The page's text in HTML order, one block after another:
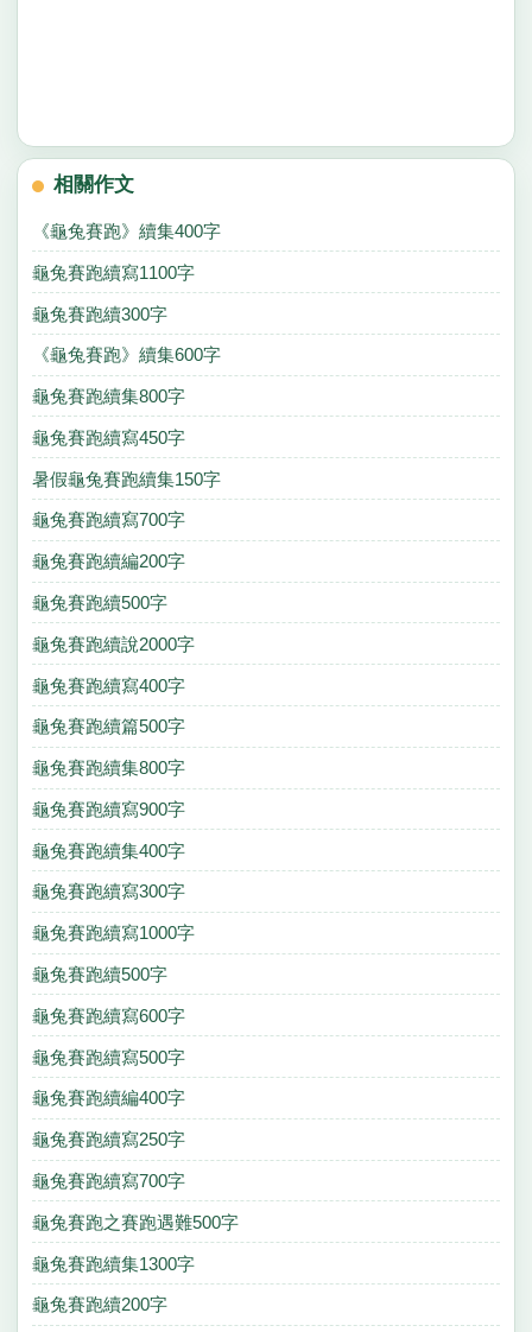
相關作文
《龜兔賽跑》續集400字
龜兔賽跑續寫1100字
龜兔賽跑續300字
《龜兔賽跑》續集600字
龜兔賽跑續集800字
龜兔賽跑續寫450字
暑假龜兔賽跑續集150字
龜兔賽跑續寫700字
龜兔賽跑續編200字
龜兔賽跑續500字
龜兔賽跑續說2000字
龜兔賽跑續寫400字
龜兔賽跑續篇500字
龜兔賽跑續集800字
龜兔賽跑續寫900字
龜兔賽跑續集400字
龜兔賽跑續寫300字
龜兔賽跑續寫1000字
龜兔賽跑續500字
龜兔賽跑續寫600字
龜兔賽跑續寫500字
龜兔賽跑續編400字
龜兔賽跑續寫250字
龜兔賽跑續寫700字
龜兔賽跑之賽跑遇難500字
龜兔賽跑續集1300字
龜兔賽跑續200字